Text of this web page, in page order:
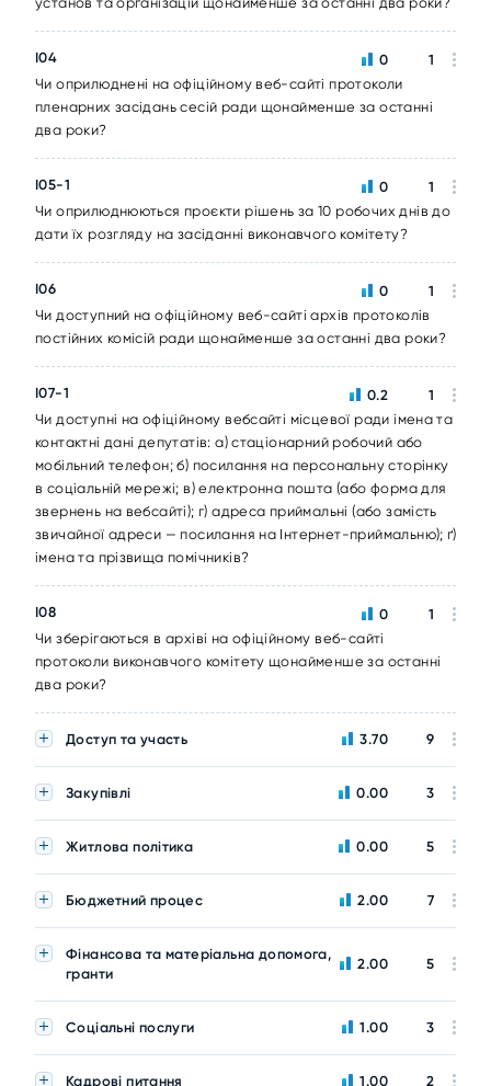
I04
Чи оприлюднені на офіційному веб-сайті протоколи
пленарних засідань сесій ради щонайменше за останні
два роки?
0 1
I05-1
Чи оприлюднюються проєкти рішень за 10 робочих днів до
дати їх розгляду на засіданні виконавчого комітету?
0 1
I06
Чи доступний на офіційному веб-сайті архів протоколів
постійних комісій ради щонайменше за останні два роки?
0 1
I07-1
Чи доступні на офіційному вебсайті місцевої ради імена та
контактні дані депутатів: а) стаціонарний робочий або
мобільний телефон; б) посилання на персональну сторінку
в соціальній мережі; в) електронна пошта (або форма для
звернень на вебсайті); г) адреса приймальні (або замість
звичайної адреси — посилання на Інтернет-приймальню); ґ)
імена та прізвища помічників?
0.2 1
I08
Чи зберігаються в архіві на офіційному веб-сайті
протоколи виконавчого комітету щонайменше за останні
два роки?
0 1
Доступ та участь 3.70 9
Закупівлі 0.00 3
Житлова політика 0.00 5
Бюджетний процес 2.00 7
Фінансова та матеріальна допомога,
гранти
2.00 5
Соціальні послуги 1.00 3
Кадрові питання 1.00 2